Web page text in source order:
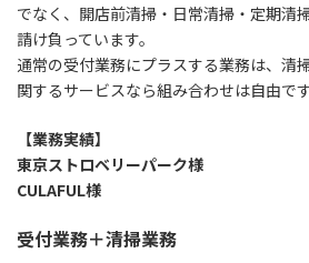
でなく、開店前清掃・日常清掃・定期清
請け負っています。
通常の受付業務にプラスする業務は、清
関するサービスなら組み合わせは自由です
【業務実績】
東京ストロベリーパーク様
CULAFUL様
受付業務＋清掃業務